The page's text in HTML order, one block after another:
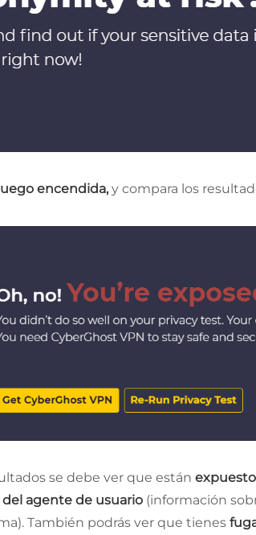
encendida, y compara los
se debe ver que están
agente de usuario (información
También podrás ver que tienes